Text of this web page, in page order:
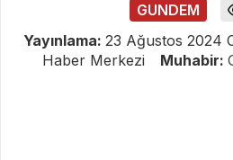
GUNDEM
Yayınlama: 23 Ağustos 2024
Haber Merkezi
Muhabir: